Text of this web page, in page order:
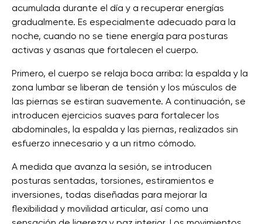
acumulada durante el día y a recuperar energías
gradualmente. Es especialmente adecuado para la
noche, cuando no se tiene energía para posturas
activas y asanas que fortalecen el cuerpo.
Primero, el cuerpo se relaja boca arriba: la espalda y la
zona lumbar se liberan de tensión y los músculos de
las piernas se estiran suavemente. A continuación, se
introducen ejercicios suaves para fortalecer los
abdominales, la espalda y las piernas, realizados sin
esfuerzo innecesario y a un ritmo cómodo.
A medida que avanza la sesión, se introducen
posturas sentadas, torsiones, estiramientos e
inversiones, todas diseñadas para mejorar la
flexibilidad y movilidad articular, así como una